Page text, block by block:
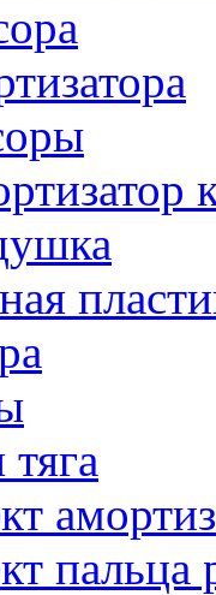
пальца